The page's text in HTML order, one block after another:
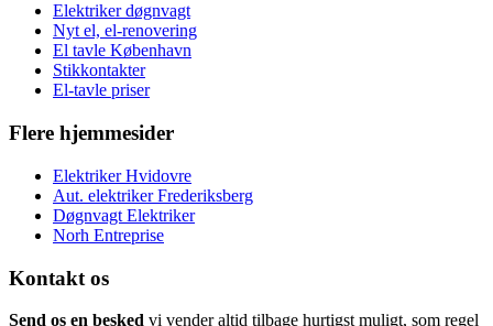
Elektriker døgnvagt
Nyt el, el-renovering
El tavle København
Stikkontakter
El-tavle priser
Flere hjemmesider
Elektriker Hvidovre
Aut. elektriker Frederiksberg
Døgnvagt Elektriker
Norh Entreprise
Kontakt os
Send os en besked vi vender altid tilbage hurtigst muligt, som regel